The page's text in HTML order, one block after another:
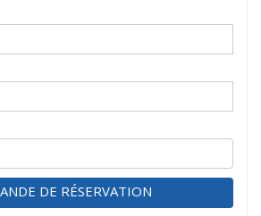
DE RÉSERVATION